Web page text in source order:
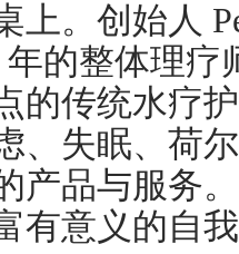
上。创始人
的整体理
的传统水疗
、失眠、荷
产品与服务
有意义的自